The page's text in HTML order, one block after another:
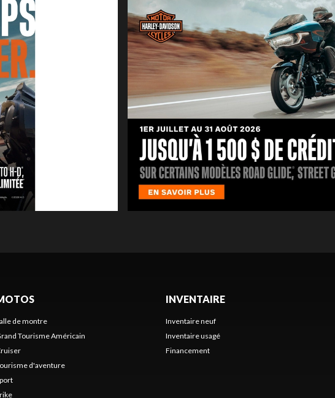
de montre
Tourisme Américain
d'aventure
INVENTAIRE
Inventaire neuf
Inventaire usagé
Financement